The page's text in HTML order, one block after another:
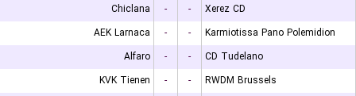
Chiclana
- -
Xerez CD
AEK Larnaca
- -
Karmiotissa Pano Polemidion
Alfaro
- -
CD Tudelano
KVK Tienen
- -
RWDM Brussels